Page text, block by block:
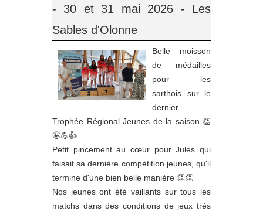
- 30 et 31 mai 2026 - Les
Sables d'Olonne
Belle moisson
de médailles
pour les
sarthois sur le
dernier
Trophée Régional Jeunes de la saison 👏
🤩💪👍
Petit pincement au cœur pour Jules qui
faisait sa dernière compétition jeunes, qu'il
termine d'une bien belle manière 👏👏
Nos jeunes ont été vaillants sur tous les
matchs dans des conditions de jeux très